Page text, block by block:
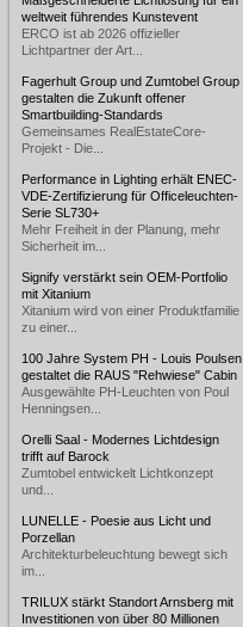
weltweit führendes Kunstevent
ERCO ist ab 2026 offizieller
Lichtpartner der Art...
Fagerhult Group und Zumtobel Group
gestalten die Zukunft offener
Smartbuilding-Standards
Gemeinsames RealEstateCore-
Projekt - Die...
Performance in Lighting erhält ENEC-
VDE-Zertifizierung für Officeleuchten-
Serie SL730+
Mehr Freiheit in der Planung, mehr
Sicherheit im...
Signify verstärkt sein OEM-Portfolio
mit Xitanium
Xitanium wird von einer Produktfamilie
zu einer...
100 Jahre System PH - Louis Poulsen
gestaltet die RAUS "Rehwiese" Cabin
Ausgewählte PH-Leuchten von Poul
Henningsen...
Orelli Saal - Modernes Lichtdesign
trifft auf Barock
Zumtobel entwickelt Lichtkonzept
und...
LUNELLE - Poesie aus Licht und
Porzellan
Architekturbeleuchtung bewegt sich
im...
TRILUX stärkt Standort Arnsberg mit
Investitionen von über 80 Millionen